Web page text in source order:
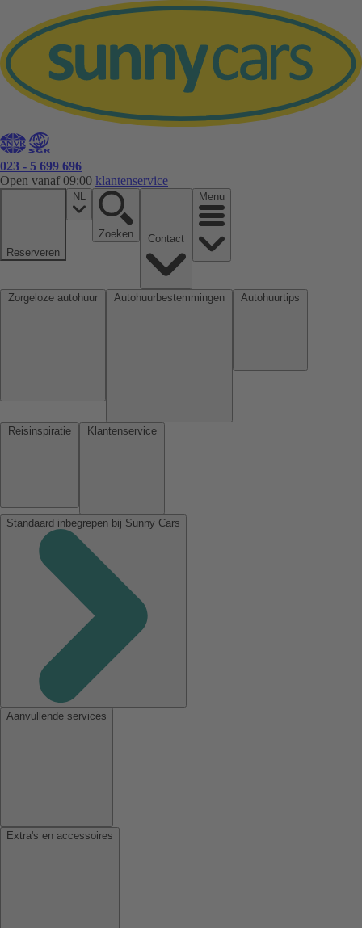
023 - 5 699 696
Open vanaf 09:00 klantenservice
Reserveren
NL
Zoeken
Menu
Standaard inbegrepen bij Sunny Cars
Aanvullende services
Extra's en accessoires